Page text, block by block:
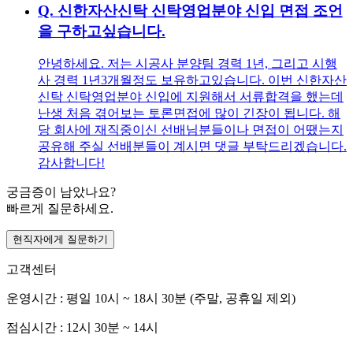
Q. 신한자산신탁 신탁영업분야 신입 면접 조언
을 구하고싶습니다.
안녕하세요. 저는 시공사 분양팀 경력 1년, 그리고 시행
사 경력 1년3개월정도 보유하고있습니다. 이번 신한자산
신탁 신탁영업분야 신입에 지원해서 서류합격을 했는데
난생 처음 겪어보는 토론면접에 많이 긴장이 됩니다. 해
당 회사에 재직중이신 선배님분들이나 면접이 어땠는지
공유해 주실 선배분들이 계시면 댓글 부탁드리겠습니다.
감사합니다!
궁금증이 남았나요?
빠르게 질문하세요.
현직자에게 질문하기
고객센터
운영시간 : 평일 10시 ~ 18시 30분 (주말, 공휴일 제외)
점심시간 : 12시 30분 ~ 14시